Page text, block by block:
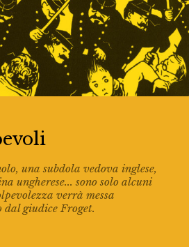
una subdola vedova inglese,
ungherese... sono solo alcuni
verrà messa
dal giudice Froget.